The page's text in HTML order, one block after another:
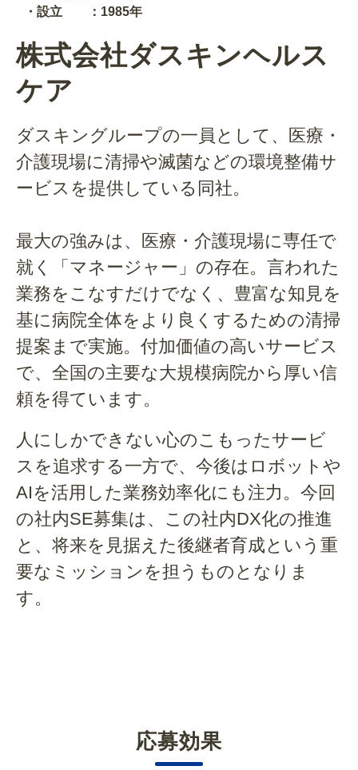
・設立 ：1985年
株式会社ダスキンヘルス
ケア
ダスキングループの一員として、医療・
介護現場に清掃や滅菌などの環境整備サ
ービスを提供している同社。
最大の強みは、医療・介護現場に専任で
就く「マネージャー」の存在。言われた
業務をこなすだけでなく、豊富な知見を
基に病院全体をより良くするための清掃
提案まで実施。付加価値の高いサービス
で、全国の主要な大規模病院から厚い信
頼を得ています。
人にしかできない心のこもったサービ
スを追求する一方で、今後はロボットや
AIを活用した業務効率化にも注力。今回
の社内SE募集は、この社内DX化の推進
と、将来を見据えた後継者育成という重
要なミッションを担うものとなりま
す。
応募効果